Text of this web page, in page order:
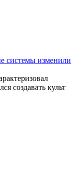
системы изменили
создавать культ